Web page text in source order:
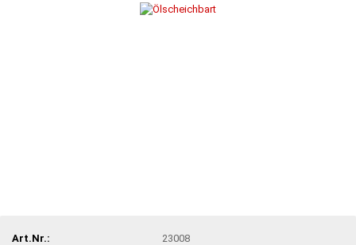
Art.Nr.:
23008